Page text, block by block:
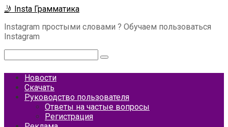
Перейти
контенту
🤳 Insta Грамматика
Instagram простыми словами ? Обучаем пользоваться
Instagram
Новости
Скачать
Руководство пользователя
Ответы на частые вопросы
Регистрация